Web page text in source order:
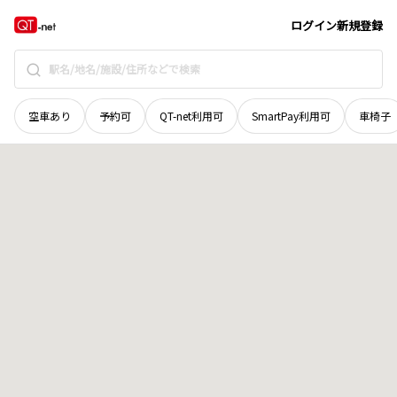
ログイン新規登録
空車あり 予約可 QT-net利用可 SmartPay利用可 車椅子
岡山県